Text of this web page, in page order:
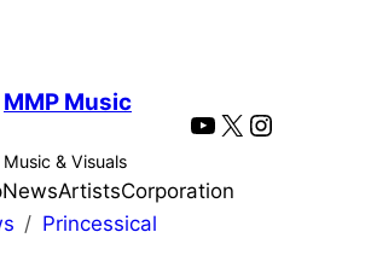
MMP Music
Music & Visuals
YouTube
X
NewsArtistsCorporation
Princessical